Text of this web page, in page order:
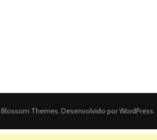
Blossom Themes. Desenvolvido porWordPress.